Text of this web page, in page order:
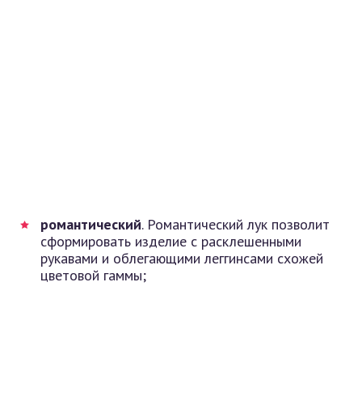
романтический. Романтический лук позволит
сформировать изделие с расклешенными
рукавами и облегающими леггинсами схожей
цветовой гаммы;